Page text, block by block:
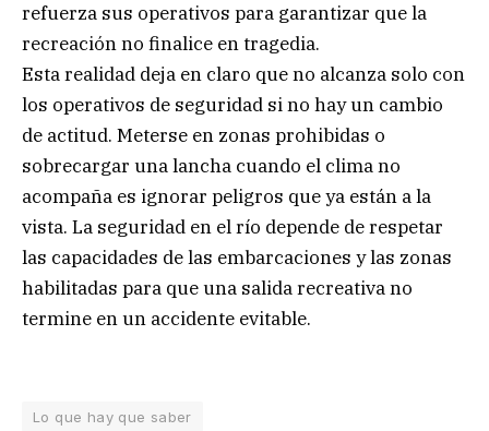
refuerza sus operativos para garantizar que la
recreación no finalice en tragedia.
Esta realidad deja en claro que no alcanza solo con
los operativos de seguridad si no hay un cambio
de actitud. Meterse en zonas prohibidas o
sobrecargar una lancha cuando el clima no
acompaña es ignorar peligros que ya están a la
vista. La seguridad en el río depende de respetar
las capacidades de las embarcaciones y las zonas
habilitadas para que una salida recreativa no
termine en un accidente evitable.
Lo que hay que saber